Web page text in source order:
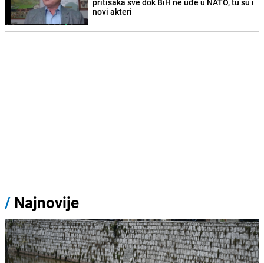
pritisaka sve dok BiH ne uđe u NATO, tu su i
novi akteri
/ Najnovije